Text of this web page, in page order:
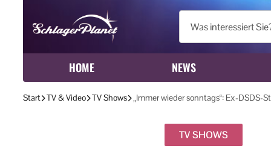
HOME NEWS
Start TV & Video TV Shows „Immer wieder sonntags“: Ex-DSDS-
TV SHOWS